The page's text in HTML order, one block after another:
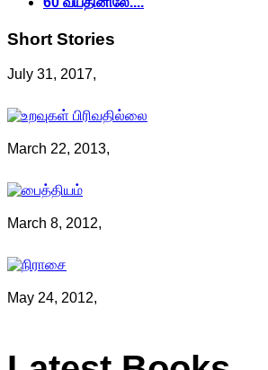
Short Stories
July 31, 2017,
March 22, 2013,
March 8, 2012,
May 24, 2012,